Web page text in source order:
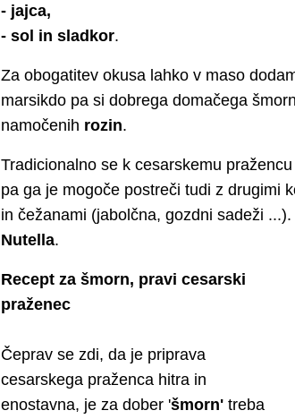
- jajca,
- sol in sladkor.
Za obogatitev okusa lahko v maso
marsikdo pa si dobrega domačega
namočenih rozin.
Tradicionalno se k cesarskemu
pa ga je mogoče postreči tudi z drugimi
in čežanami (jabolčna, gozdni sadeži
Nutella.
Recept za šmorn, pravi cesarski
praženec
Čeprav se zdi, da je priprava
cesarskega praženca hitra in
enostavna, je za dober 'šmorn' treba